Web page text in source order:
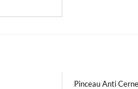
Pinceau Anti Cerne